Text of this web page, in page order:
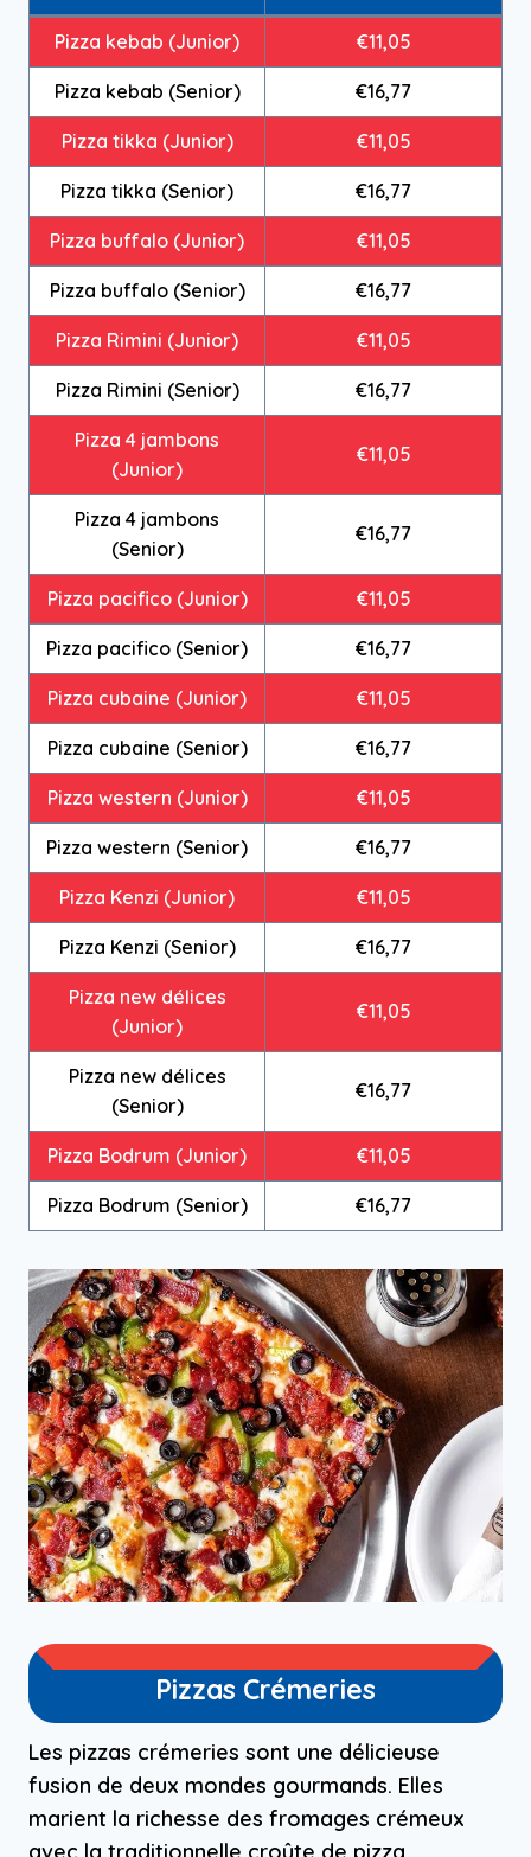
Pizza kebab (Junior) €11,05
Pizza kebab (Senior) €16,77
Pizza tikka (Junior) €11,05
Pizza tikka (Senior) €16,77
Pizza buffalo (Junior) €11,05
Pizza buffalo (Senior) €16,77
Pizza Rimini (Junior) €11,05
Pizza Rimini (Senior) €16,77
Pizza 4 jambons
(Junior)
€11,05
Pizza 4 jambons
(Senior)
€16,77
Pizza pacifico (Junior) €11,05
Pizza pacifico (Senior) €16,77
Pizza cubaine (Junior) €11,05
Pizza cubaine (Senior) €16,77
Pizza western (Junior) €11,05
Pizza western (Senior) €16,77
Pizza Kenzi (Junior) €11,05
Pizza Kenzi (Senior) €16,77
Pizza new délices
(Junior)
€11,05
Pizza new délices
(Senior)
€16,77
Pizza Bodrum (Junior) €11,05
Pizza Bodrum (Senior) €16,77
Pizzas Crémeries
Les pizzas crémeries sont une délicieuse
fusion de deux mondes gourmands. Elles
marient la richesse des fromages crémeux